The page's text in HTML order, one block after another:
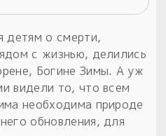
детям о смерти,
с жизнью, делились
Богине Зимы. А уж
видели то, что всем
необходима природе
обновления, для